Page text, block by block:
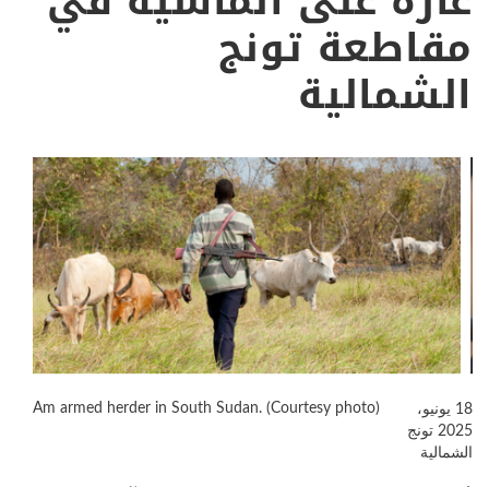
مقاطعة تونج
الشمالية
Am armed herder in South Sudan. (Courtesy photo)
18 يونيو،
2025 تونج
الشمالية